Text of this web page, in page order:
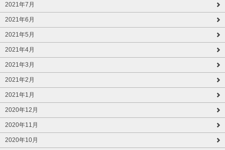
2021年7月
2021年6月
2021年5月
2021年4月
2021年3月
2021年2月
2021年1月
2020年12月
2020年11月
2020年10月